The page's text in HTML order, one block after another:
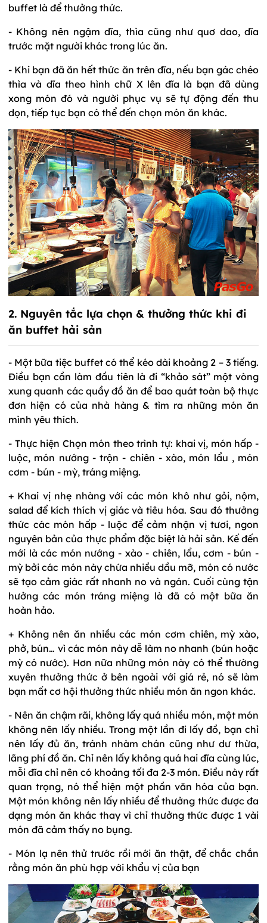
buffet là để thưởng thức.
- Không nên ngậm dĩa, thìa cũng như quơ dao, dĩa
trước mặt người khác trong lúc ăn.
- Khi bạn đã ăn hết thức ăn trên đĩa, nếu bạn gác chéo
thìa và dĩa theo hình chữ X lên đĩa là bạn đã dùng
xong món đó và người phục vụ sẽ tự động đến thu
dọn, tiếp tục bạn có thể đến chọn món ăn khác.
2. Nguyên tắc lựa chọn & thưởng thức khi đi
ăn buffet hải sản
- Một bữa tiệc buffet có thể kéo dài khoảng 2 – 3 tiếng.
Điều bạn cần làm đầu tiên là đi “khảo sát” một vòng
xung quanh các quầy đồ ăn để bao quát toàn bộ thực
đơn hiện có của nhà hàng & tìm ra những món ăn
mình yêu thích.
- Thực hiện Chọn món theo trình tự: khai vị, món hấp -
luộc, món nướng - trộn - chiên - xào, món lẩu , món
cơm - bún - mỳ, tráng miệng.
+ Khai vị nhẹ nhàng với các món khô như gỏi, nộm,
salad để kích thích vị giác và tiêu hóa. Sau đó thưởng
thức các món hấp - luộc để cảm nhận vị tươi, ngon
nguyên bản của thực phẩm đặc biệt là hải sản. Kế đến
mới là các món nướng - xào - chiên, lẩu, cơm - bún -
mỳ bởi các món này chứa nhiều dầu mỡ, món có nước
sẽ tạo cảm giác rất nhanh no và ngán. Cuối cùng tận
hưởng các món tráng miệng là đã có một bữa ăn
hoàn hảo.
+ Không nên ăn nhiều các món cơm chiên, mỳ xào,
phở, bún… vì các món này dễ làm no nhanh (bún hoặc
mỳ có nước). Hơn nữa những món này có thể thường
xuyên thưởng thức ở bên ngoài với giá rẻ, nó sẽ làm
bạn mất cơ hội thưởng thức nhiều món ăn ngon khác.
- Nên ăn chậm rãi, không lấy quá nhiều món, một món
không nên lấy nhiều. Trong một lần đi lấy đồ, bạn chỉ
nên lấy đủ ăn, tránh nhàm chán cũng như dư thừa,
lãng phí đồ ăn. Chỉ nên lấy không quá hai đĩa cùng lúc,
mỗi đĩa chỉ nên có khoảng tối đa 2-3 món. Điều này rất
quan trọng, nó thể hiện một phần văn hóa của bạn.
Một món không nên lấy nhiều để thưởng thức được đa
dạng món ăn khác thay vì chỉ thưởng thức được 1 vài
món đã cảm thấy no bụng.
- Món lạ nên thử trước rồi mới ăn thật, để chắc chắn
rằng món ăn phù hợp với khẩu vị của bạn